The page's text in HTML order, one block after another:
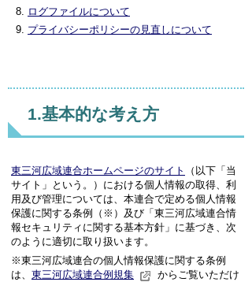
ログファイルについて
プライバシーポリシーの見直しについて
1.基本的な考え方
東三河広域連合ホームページのサイト
（以下「当
サイト」という。）における個人情報の取得、利
用及び管理については、本連合で定める個人情報
保護に関する条例（※）及び「東三河広域連合情
報セキュリティに関する基本方針」に基づき、次
のように適切に取り扱います。
※東三河広域連合の個人情報保護に関する条例
は、 東三河広域連合例規集
からご覧いただけ